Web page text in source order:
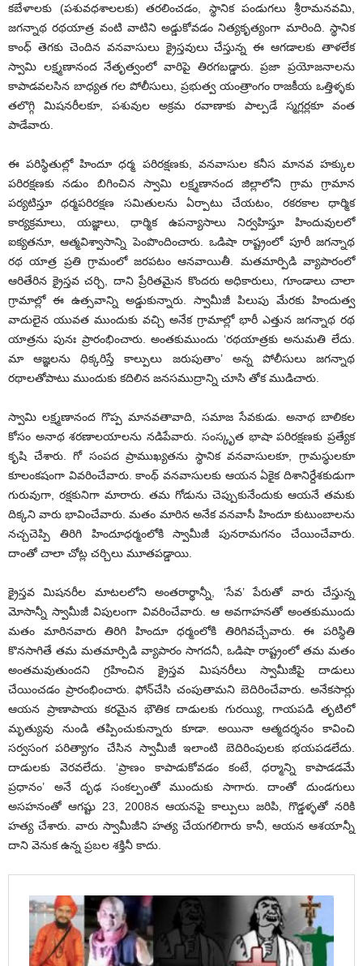
కబేళాలకు (పశువధశాలలకు) తరలించడం, స్థానిక పండుగలు శ్రీరామనవమి,
జగన్నాథ రథయాత్ర వంటి వాటిని అడ్డుకోవడం నిత్యకృత్యంగా మారింది. స్థానిక
కాంధ్‌ తెగకు చెందిన వనవాసులు క్రైస్తవులు చేస్తున్న ఈ ఆగడాలకు తాళలేక
స్వామి లక్ష్మణానంద నేతృత్వంలో వారిపై తిరగబడ్డారు. ప్రజా ప్రయోజనాలను
కాపాడవలసిన బాధ్యత గల పోలీసులు, ప్రభుత్వ యంత్రాంగం రాజకీయ ఒత్తిళ్ళకు
తలొగ్గి మిషనరీలకూ, పశువుల అక్రమ రవాణాకు పాల్పడే స్మగ్లర్లకూ వంత
పాడేవారు.
ఈ పరిస్థితుల్లో హిందూ ధర్మ పరిరక్షణకు, వనవాసుల కనీస మానవ హక్కుల
పరిరక్షణకు నడుం బిగించిన స్వామి లక్ష్మణానంద జిల్లాలోని గ్రామ గ్రామాన
పర్యటిస్తూ ధర్మపరిరక్షణ సమితులను ఏర్పాటు చేయటం, రకరకాల ధార్మిక
కార్యక్రమాలు, యజ్ఞాలు, ధార్మిక ఉపన్యాసాలు నిర్వహిస్తూ హిందువులలో
ఐక్యతనూ, ఆత్మవిశ్వాసాన్ని పెంపొందించారు. ఒడిషా రాష్ట్రంలో పూరీ జగన్నాథ
రథ యాత్ర ప్రతి గ్రామంలో జరపటం ఆనవాయితీ. మతమార్పిడి వ్యాపారంలో
ఆరితేరిన క్రైస్తవ చర్చి, దాని ప్రేరితమైన కొందరు అధికారులు, గూండాలు చాలా
గ్రామాల్లో ఈ ఉత్సవాన్ని అడ్డుకున్నారు. స్వామీజీ పిలుపు మేరకు హిందుత్వ
వాదులైన యువత ముందుకు వచ్చి అనేక గ్రామాల్లో భారీ ఎత్తున జగన్నాథ రథ
యాత్రను పునః ప్రారంభించారు. అంతకుముందు ‘రథయాత్రకు అనుమతి లేదు.
మా ఆజ్ఞలను ధిక్కరిస్తే కాల్పులు జరుపుతాం’ అన్న పోలీసులు జగన్నాథ
రథాలతోపాటు ముందుకు కదిలిన జనసముద్రాన్ని చూసి తోక ముడిచారు.
స్వామి లక్ష్మణానంద గొప్ప మానవతావాది, సమాజ సేవకుడు. అనాథ బాలికల
కోసం అనాథ శరణాలయాలను నడిపేవారు. సంస్కృత భాషా పరిరక్షణకు ప్రత్యేక
కృషి చేశారు. గో సంపద ప్రాముఖ్యతను స్థానిక వనవాసులకూ, గ్రామస్థులకూ
కూలంకషంగా వివరించేవారు. కాంథ్‌ వనవాసులకు ఆయన ఏకైక దిశానిర్దేశకుడుగా
గురువుగా, రక్షకునిగా మారారు. తమ గోడును చెప్పుకునేందుకు ఆయనే తమకు
దిక్కని వారు భావించేవారు. మతం మారిన అనేక వనవాసీ హిందూ కుటుంబాలను
నచ్చచెప్పి తిరిగి హిందూధర్మంలోకి స్వామీజీ పునరామగనం చేయించేవారు.
దాంతో చాలా చోట్ల చర్చిలు మూతపడ్డాయి.
క్రైస్తవ మిషనరీల మాటలలోని అంతరార్థాన్నీ, ‘సేవ’ పేరుతో వారు చేస్తున్న
మోసాన్నీ స్వామీజీ విపులంగా వివరించేవారు. ఆ అవగాహనతో అంతకుముందు
మతం మారినవారు తిరిగి హిందూ ధర్మంలోకి తిరిగివచ్చేవారు. ఈ పరిస్థితి
కొనసాగితే తమ మతమార్పిడి వ్యాపారం సాగదనీ, ఒడిషా రాష్ట్రంలో తమ మతం
అంతమవుతుందని గ్రహించిన క్రైస్తవ మిషనరీలు స్వామీజీపై దాడులు
చేయించడం ప్రారంభించారు. ఫోన్‌చేసి చంపుతామని బెదిరించేవారు. అనేకసార్లు
ఆయన ప్రాణాపాయ కరమైన భౌతిక దాడులకు గురయ్యి, గాయపడి తృటిలో
మృత్యువు నుండి తప్పించుకున్నారు కూడా. అయినా ఆత్మదర్శనం కావించి
సర్వసంగ పరిత్యాగం చేసిన స్వామీజీ ఇలాంటి బెదిరింపులకు భయపడలేదు.
దాడులకు వెరవలేదు. ‘ప్రాణం కాపాడుకోవడం కంటే, ధర్మాన్ని కాపాడడమే
ప్రధానం’ అనే దృఢ సంకల్పంతో ముందుకు సాగారు. దాంతో దుండగులు
అసహనంతో ఆగష్టు 23, 2008న ఆయనపై కాల్పులు జరిపి, గొడ్డళ్ళతో నరికి
హత్య చేశారు. వారు స్వామీజీని హత్య చేయగలిగారు కానీ, ఆయన ఆశయాన్నీ
దాని వెనుక ఉన్న ప్రబల శక్తినీ కాదు.